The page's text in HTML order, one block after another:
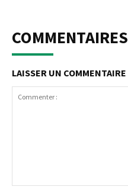
COMMENTAIRES
LAISSER UN COMMENTAIRE